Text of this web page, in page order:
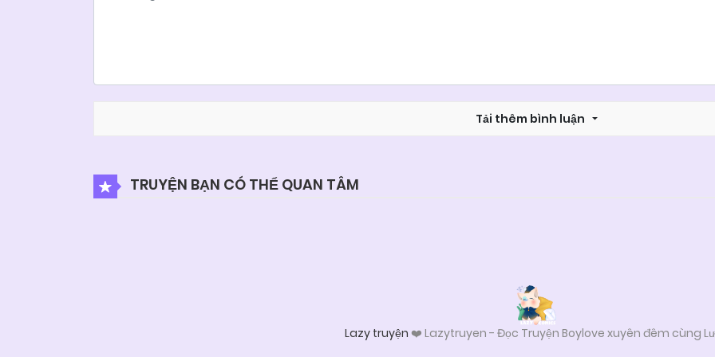
Tải thêm bình luận
TRUYỆN BẠN CÓ THỂ QUAN TÂM
Lazy truyện ❤️ Lazytruyen - Đọc Truyện Boylove xuyên đêm cùng